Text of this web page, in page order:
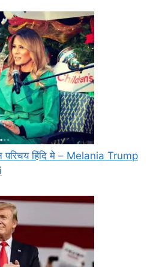
परिचय हिंदि मे – Melania Trump